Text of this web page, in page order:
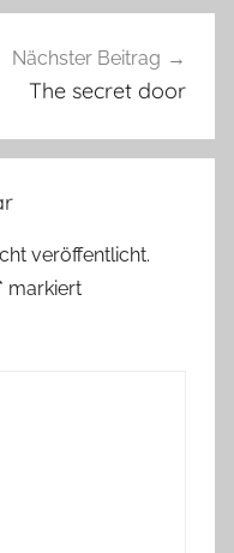
Nächster Beitrag
The secret door
veröffentlicht.
* markiert